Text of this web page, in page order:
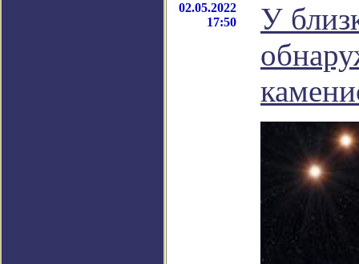
02.05.2022
17:50
У